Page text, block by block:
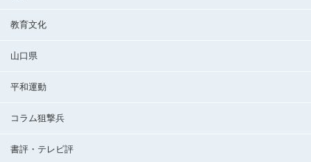
教育文化
山口県
平和運動
コラム狙撃兵
書評・テレビ評